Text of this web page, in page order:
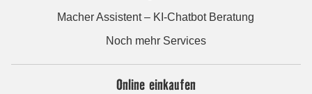
Macher Assistent – KI-Chatbot Beratung
Noch mehr Services
Online einkaufen